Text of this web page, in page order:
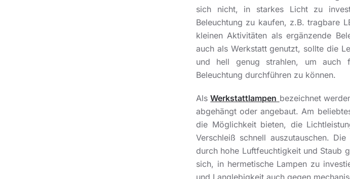
sich nicht, in starkes Licht zu
Beleuchtung zu kaufen, z.B. tragbare
kleinen Aktivitäten als ergänzende
auch als Werkstatt genutzt, sollte die
und hell genug strahlen, um auch
Beleuchtung durchführen zu können.
AlsWerkstattlampen bezeichnet
abgehängt oder angebaut. Am
die Möglichkeit bieten, die
Verschleiß schnell auszutauschen.
durch hohe Luftfeuchtigkeit und Staub
sich, in hermetische Lampen zu